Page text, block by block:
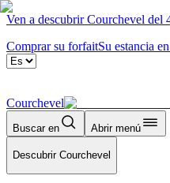
Ven a descubrir Courchevel del
Comprar su forfaitSu estancia
Courchevel
Buscar en Abrir menú
Descubrir Courchevel